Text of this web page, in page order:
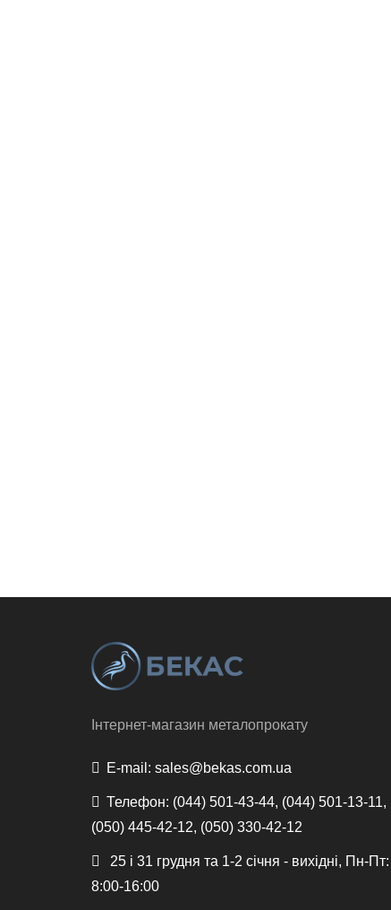
Інтернет-магазин металопрокату
E-mail: sales@bekas.com.ua
Телефон: (044) 501-43-44, (044) 501-13-11,
(050) 445-42-12, (050) 330-42-12
25 і 31 грудня та 1-2 січня - вихідні, Пн-Пт:
8:00-16:00